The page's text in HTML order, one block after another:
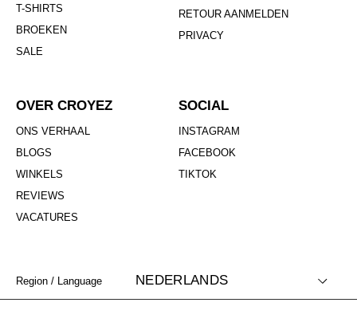
T-SHIRTS
BROEKEN
SALE
RETOUR AANMELDEN
PRIVACY
OVER CROYEZ
ONS VERHAAL
BLOGS
WINKELS
REVIEWS
VACATURES
SOCIAL
INSTAGRAM
FACEBOOK
TIKTOK
Region / Language NEDERLANDS